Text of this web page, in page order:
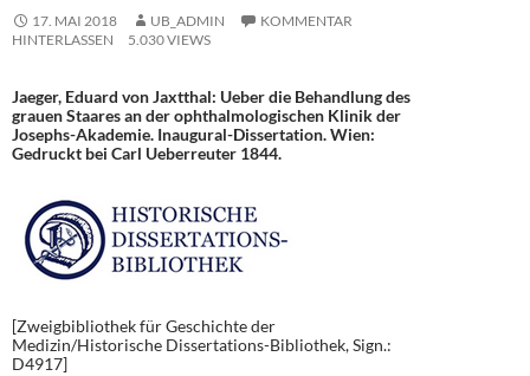
17. MAI 2018 UB_ADMIN
KOMMENTAR
HINTERLASSEN
5.030 VIEWS
Jaeger, Eduard von Jaxtthal: Ueber die Behandlung des
grauen Staares an der ophthalmologischen Klinik der
Josephs-Akademie. Inaugural-Dissertation. Wien:
Gedruckt bei Carl Ueberreuter 1844.
[Zweigbibliothek für Geschichte der
Medizin/Historische Dissertations-Bibliothek, Sign.:
D4917]